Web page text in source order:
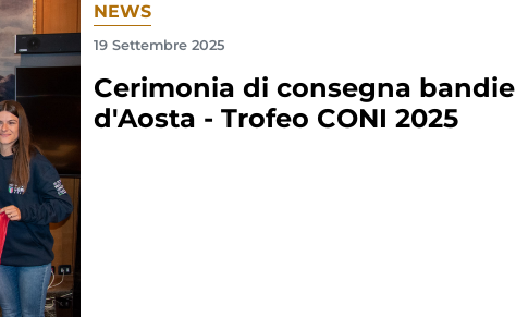
NEWS
19 Settembre 2025
Cerimonia di consegna
d'Aosta - Trofeo CONI 2025